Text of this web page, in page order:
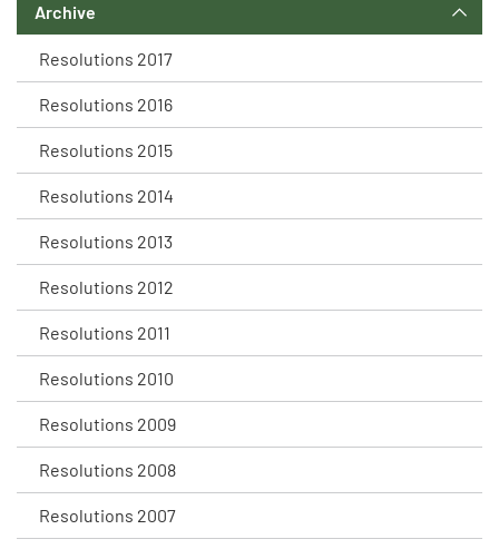
Archive
Resolutions 2017
Resolutions 2016
Resolutions 2015
Resolutions 2014
Resolutions 2013
Resolutions 2012
Resolutions 2011
Resolutions 2010
Resolutions 2009
Resolutions 2008
Resolutions 2007